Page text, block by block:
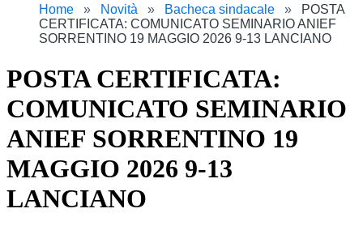
Home Novità Bacheca sindacale
POSTA
CERTIFICATA: COMUNICATO SEMINARIO ANIEF
SORRENTINO 19 MAGGIO 2026 9-13 LANCIANO
POSTA CERTIFICATA:
COMUNICATO SEMINARIO
ANIEF SORRENTINO 19
MAGGIO 2026 9-13
LANCIANO